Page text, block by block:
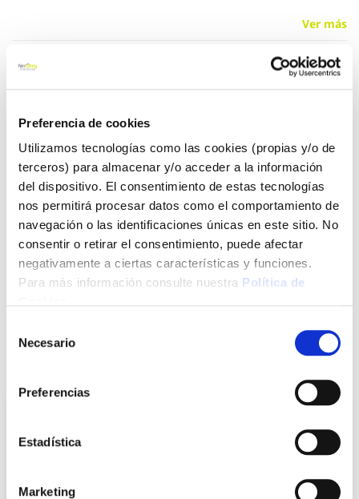
Preferencia de cookies
Utilizamos tecnologías como las cookies (propias y/o de
terceros) para almacenar y/o acceder a la información
del dispositivo. El consentimiento de estas tecnologías
nos permitirá procesar datos como el comportamiento de
navegación o las identificaciones únicas en este sitio. No
consentir o retirar el consentimiento, puede afectar
negativamente a ciertas características y funciones.
Para más información consulte nuestra Política de
Necesario
Preferencias
Estadística
Marketing
Ver más
13,62 €
Click&Collect - Recogida gratis
en nuestras tiendas
Envío a domicilio:
5 días hábiles
+ INFO